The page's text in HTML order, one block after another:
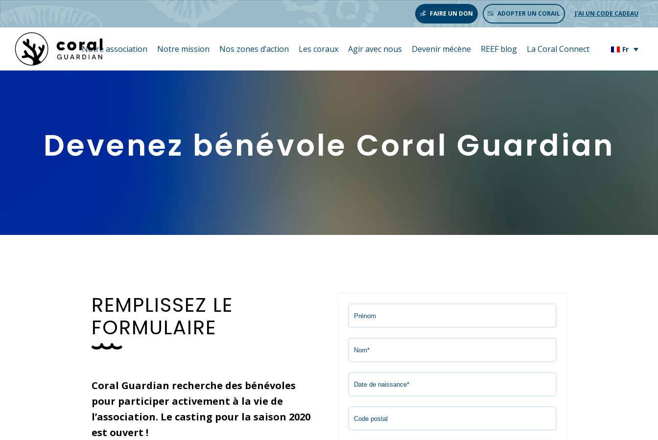
FAIRE UN DON ADOPTER UN CORAIL J'AI UN CODE CADEAU
Fr
Notre association Notre mission Nos zones d’action Les coraux Agir avec nous Devenir mécène REEF blog La Coral Connect
Devenez bénévole Coral Guardian
REMPLISSEZ LE
FORMULAIRE
Coral Guardian recherche des bénévoles
pour participer activement à la vie de
l’association. Le casting pour la saison 2020
est ouvert !